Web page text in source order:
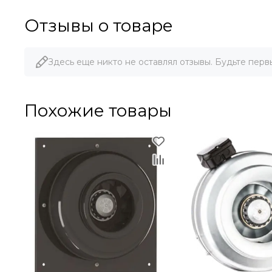
Отзывы о товаре
Здесь еще никто не оставлял отзывы. Будьте
Похожие товары